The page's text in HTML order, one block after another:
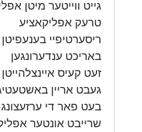
גייט ווייטער מיטן
טרעק אפליקאציע
ריסערטיפיי בענעפיטן
באריכט ענדערונגען
זעט קעיס איינצלהייטן
געבט אריין
בעט פאר די
שרייבט אונטער